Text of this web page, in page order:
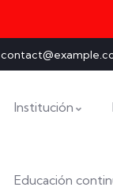
Institución
Educación